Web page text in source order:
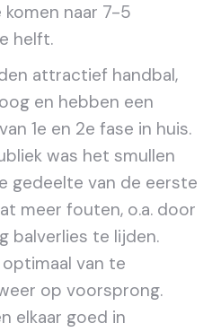
naar 7-5
helft.
attractief handbal,
en hebben een
1e en 2e fase in huis.
was het smullen
gedeelte van de eerste
meer fouten, o.a. door
balverlies te lijden.
van te
op voorsprong.
elkaar goed in